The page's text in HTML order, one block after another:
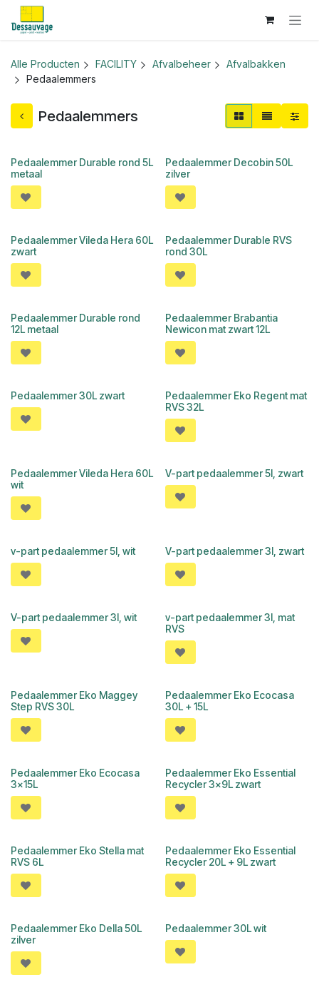
Overslaan naar inhoud
Alle Producten FACILITY Afvalbeheer
Afvalbakken
Pedaalemmers
Pedaalemmers
Pedaalemmer Durable rond 5L
metaal
Pedaalemmer Decobin 50L
zilver
Pedaalemmer Vileda Hera 60L
zwart
Pedaalemmer Durable RVS
rond 30L
Pedaalemmer Durable rond
12L metaal
Pedaalemmer Brabantia
Newicon mat zwart 12L
Pedaalemmer 30L zwart
Pedaalemmer Eko Regent mat
RVS 32L
Pedaalemmer Vileda Hera 60L
wit
V-part pedaalemmer 5l, zwart
v-part pedaalemmer 5l, wit V-part pedaalemmer 3l, zwart
V-part pedaalemmer 3l, wit
v-part pedaalemmer 3l, mat
RVS
Pedaalemmer Eko Maggey
Step RVS 30L
Pedaalemmer Eko Ecocasa
30L + 15L
Pedaalemmer Eko Ecocasa
3x15L
Pedaalemmer Eko Essential
Recycler 3x9L zwart
Pedaalemmer Eko Stella mat
RVS 6L
Pedaalemmer Eko Essential
Recycler 20L + 9L zwart
Pedaalemmer Eko Della 50L
zilver
Pedaalemmer 30L wit